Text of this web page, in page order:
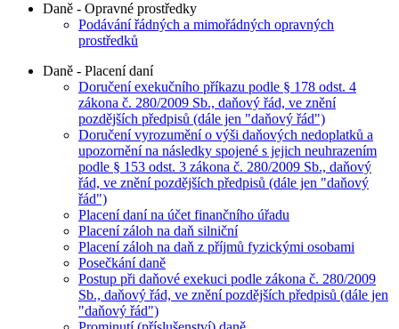
Daně - Opravné prostředky
Podávání řádných a mimořádných opravných
prostředků
Daně - Placení daní
Doručení exekučního příkazu podle § 178 odst. 4
zákona č. 280/2009 Sb., daňový řád, ve znění
pozdějších předpisů (dále jen "daňový řád")
Doručení vyrozumění o výši daňových nedoplatků a
upozornění na následky spojené s jejich neuhrazením
podle § 153 odst. 3 zákona č. 280/2009 Sb., daňový
řád, ve znění pozdějších předpisů (dále jen "daňový
řád")
Placení daní na účet finančního úřadu
Placení záloh na daň silniční
Placení záloh na daň z příjmů fyzickými osobami
Posečkání daně
Postup při daňové exekuci podle zákona č. 280/2009
Sb., daňový řád, ve znění pozdějších předpisů (dále jen
"daňový řád")